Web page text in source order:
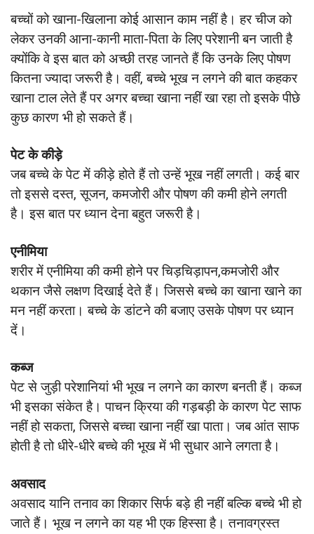
बच्चों को खाना-खिलाना कोई आसान काम नहीं है। हर चीज को
लेकर उनकी आना-कानी माता-पिता के लिए परेशानी बन जाती है
क्योंकि वे इस बात को अच्छी तरह जानते हैं कि उनके लिए पोषण
कितना ज्यादा जरूरी है। वहीं, बच्चे भूख न लगने की बात कहकर
खाना टाल लेते हैं पर अगर बच्चा खाना नहीं खा रहा तो इसके पीछे
कुछ कारण भी हो सकते हैं।
पेट के कीड़े
जब बच्चे के पेट में कीड़े होते हैं तो उन्हें भूख नहीं लगती। कई बार
तो इससे दस्त, सूजन, कमजोरी और पोषण की कमी होने लगती
है। इस बात पर ध्यान देना बहुत जरूरी है।
एनीमिया
शरीर में एनीमिया की कमी होने पर चिड़चिड़ापन,कमजोरी और
थकान जैसे लक्षण दिखाई देते हैं। जिससे बच्चे का खाना खाने का
मन नहीं करता। बच्चे के डांटने की बजाए उसके पोषण पर ध्यान
दें।
कब्ज
पेट से जुड़ी परेशानियां भी भूख न लगने का कारण बनती हैं। कब्ज
भी इसका संकेत है। पाचन क्रिया की गड़बड़ी के कारण पेट साफ
नहीं हो सकता, जिससे बच्चा खाना नहीं खा पाता। जब आंत साफ
होती है तो धीरे-धीरे बच्चे की भूख में भी सुधार आने लगता है।
अवसाद
अवसाद यानि तनाव का शिकार सिर्फ बड़े ही नहीं बल्कि बच्चे भी हो
जाते हैं। भूख न लगने का यह भी एक हिस्सा है। तनावग्रस्त